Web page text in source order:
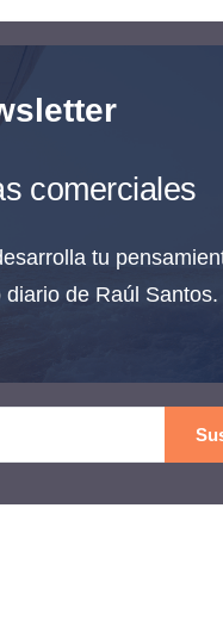
comerciales
tu
de Raúl Santos.